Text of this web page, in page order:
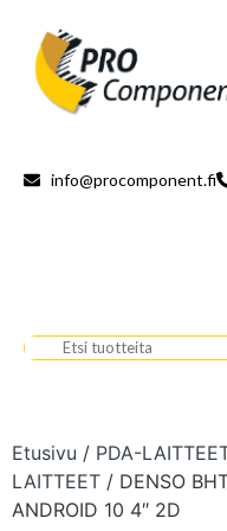
info@procomponent.fi
Etusivu / PDA-
LAITTEET / DENSO
ANDROID 10 4″ 2D